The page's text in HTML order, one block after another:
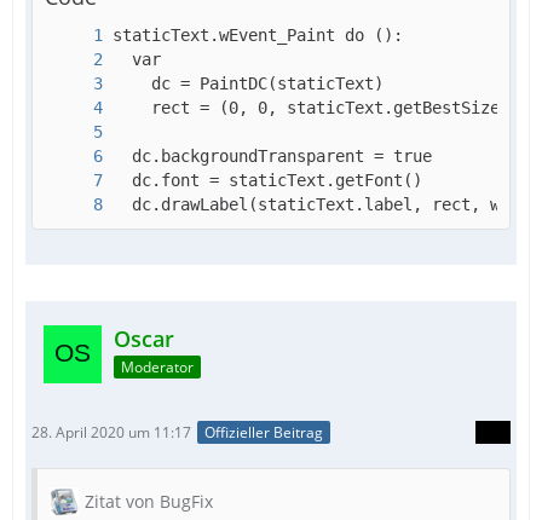
dc.drawLabel(staticText.label, rect,
Oscar
Moderator
28. April 2020 um 11:17 Offizieller Beitrag
Zitat von BugFix